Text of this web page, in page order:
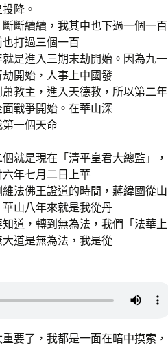
降。
斷續續，我其中也下過一個一百
打過三個一百
是進入三期末劫開始。因為九一
開始，人事上中國發
教主，進入天德教，所以第二年
戰爭開始。在華山深
一個天命
就是現在「清平皇君大總監」，
年七月二日上華
法佛王證道的時間，蔣緯國從山
山八年來就是我從丹
道，轉到無為法，我們「法華上
道是無為法，我是從
要了，我都是一面在暗中摸索，